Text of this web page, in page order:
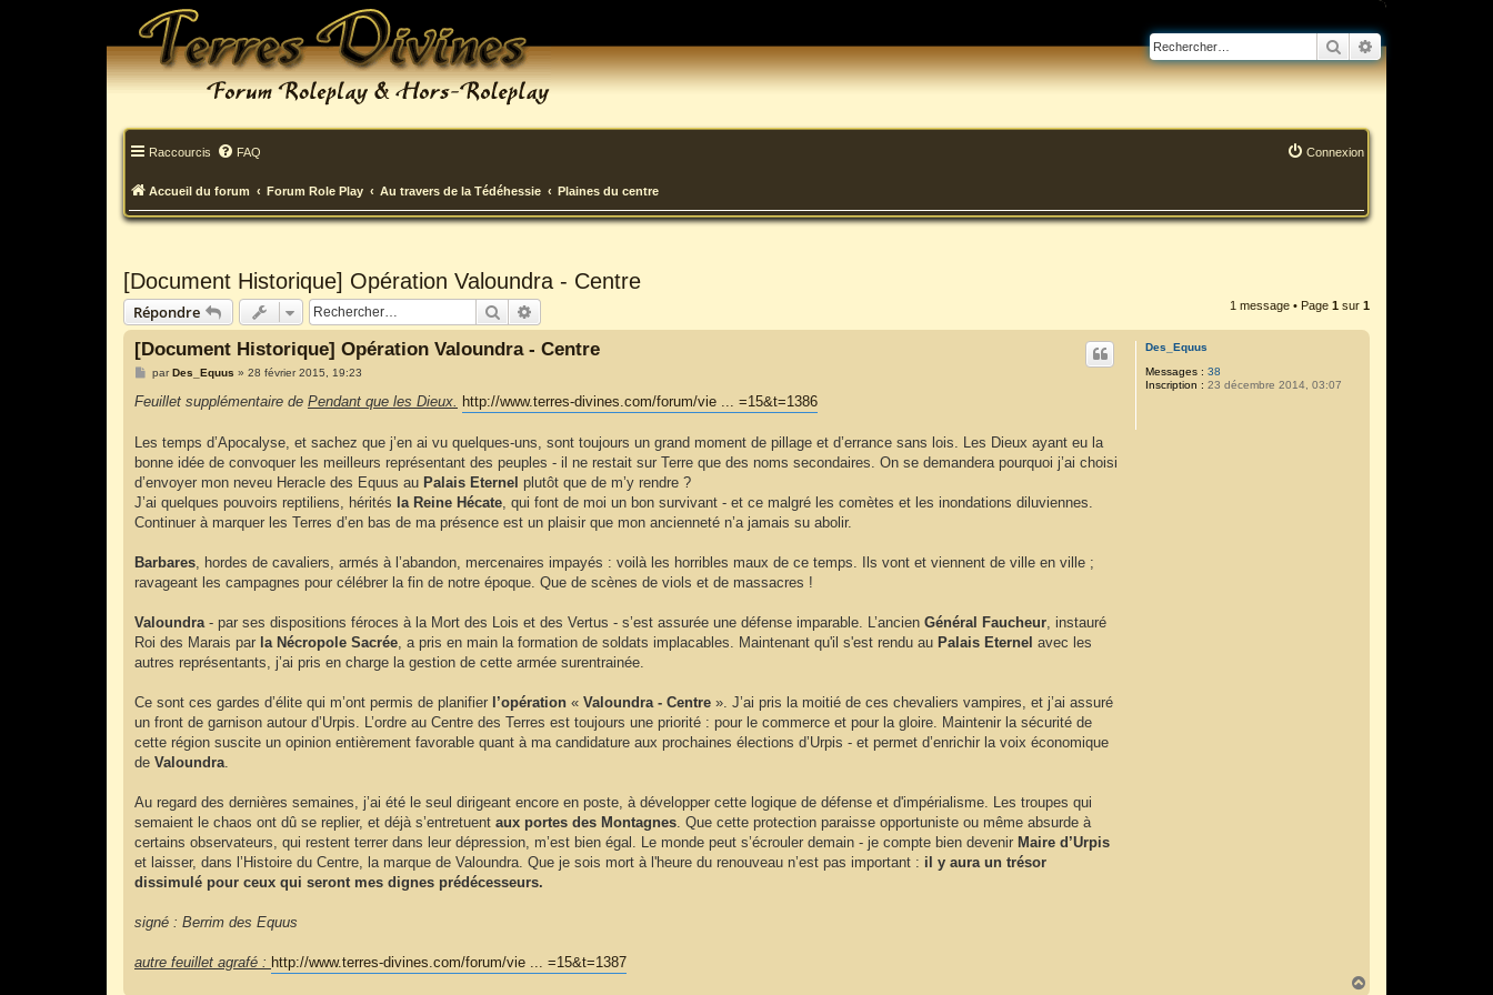
RechercherRecherche
Raccourcis FAQ Connexion
Accueil du forum Forum Role Play Au travers de la Tédéhessie Plaines du centre
[Document Historique] Opération Valoundra - Centre
Répondre Rechercher 1 message • Page 1 sur 1
Des_Equus
Messages : 38
Inscription : 23 décembre 2014, 03:07
[Document Historique] Opération Valoundra - Centre
M
s
g
e
parDes_Equus » 28 février 2015, 19:23
Feuillet supplémentaire de Pendant que les Dieux. http://www.terres-divines.com/forum/vie ... =15&t=1386
Les temps d’Apocalyse, et sachez que j’en ai vu quelques-uns, sont toujours un grand moment de pillage et d’errance sans lois. Les Dieux ayant eu la
bonne idée de convoquer les meilleurs représentant des peuples - il ne restait sur Terre que des noms secondaires. On se demandera pourquoi j’ai choisi
d’envoyer mon neveu Heracle des Equus au Palais Eternel plutôt que de m’y rendre ?
J’ai quelques pouvoirs reptiliens, hérités la Reine Hécate, qui font de moi un bon survivant - et ce malgré les comètes et les inondations diluviennes.
Continuer à marquer les Terres d’en bas de ma présence est un plaisir que mon ancienneté n’a jamais su abolir.
Barbares, hordes de cavaliers, armés à l’abandon, mercenaires impayés : voilà les horribles maux de ce temps. Ils vont et viennent de ville en ville ;
ravageant les campagnes pour célébrer la fin de notre époque. Que de scènes de viols et de massacres !
Valoundra- par ses dispositions féroces à la Mort des Lois et des Vertus - s’est assurée une défense imparable. L’ancien Général Faucheur, instauré
Roi des Marais par la Nécropole Sacrée, a pris en main la formation de soldats implacables. Maintenant qu'il s'est rendu au Palais Eternel avec les
autres représentants, j’ai pris en charge la gestion de cette armée surentrainée.
Ce sont ces gardes d’élite qui m’ont permis de planifier l’opération « Valoundra - Centre ». J’ai pris la moitié de ces chevaliers vampires, et j’ai assuré
un front de garnison autour d’Urpis. L’ordre au Centre des Terres est toujours une priorité : pour le commerce et pour la gloire. Maintenir la sécurité de
cette région suscite un opinion entièrement favorable quant à ma candidature aux prochaines élections d’Urpis - et permet d’enrichir la voix économique
de Valoundra.
Au regard des dernières semaines, j’ai été le seul dirigeant encore en poste, à développer cette logique de défense et d'impérialisme. Les troupes qui
semaient le chaos ont dû se replier, et déjà s’entretuent aux portes des Montagnes. Que cette protection paraisse opportuniste ou même absurde à
certains observateurs, qui restent terrer dans leur dépression, m’est bien égal. Le monde peut s’écrouler demain - je compte bien devenir Maire d’Urpis
et laisser, dans l’Histoire du Centre, la marque de Valoundra. Que je sois mort à l'heure du renouveau n’est pas important : il y aura un trésor
dissimulé pour ceux qui seront mes dignes prédécesseurs.
signé : Berrim des Equus
autre feuillet agrafé : http://www.terres-divines.com/forum/vie ... =15&t=1387